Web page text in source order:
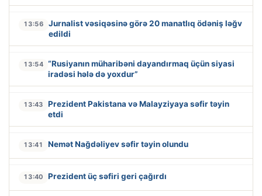
13:56
Jurnalist vəsiqəsinə görə 20 manatlıq ödəniş ləğv
edildi
13:54 “Rusiyanın müharibəni dayandırmaq üçün siyasi
iradəsi hələ də yoxdur”
13:43
Prezident Pakistana və Malayziyaya səfir təyin
etdi
13:41 Nemət Nağdəliyev səfir təyin olundu
13:40 Prezident üç səfiri geri çağırdı